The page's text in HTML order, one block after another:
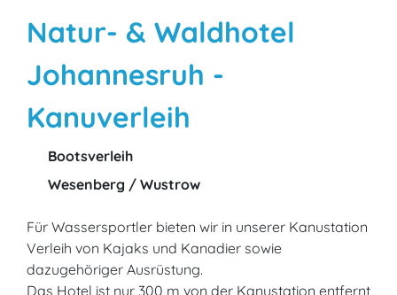
Natur- & Waldhotel
Johannesruh -
Kanuverleih
Bootsverleih
Wesenberg / Wustrow
Für Wassersportler bieten wir in unserer Kanustation
Verleih von Kajaks und Kanadier sowie
dazugehöriger Ausrüstung.
Das Hotel ist nur 300 m von der Kanustation entfernt